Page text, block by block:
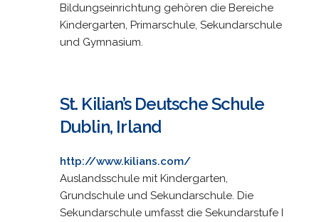
Bildungseinrichtung gehören die Bereiche
Kindergarten, Primarschule, Sekundarschule
und Gymnasium.
St. Kilian’s Deutsche Schule
Dublin, Irland
http://www.kilians.com/
Auslandsschule mit Kindergarten,
Grundschule und Sekundarschule. Die
Sekundarschule umfasst die Sekundarstufe I